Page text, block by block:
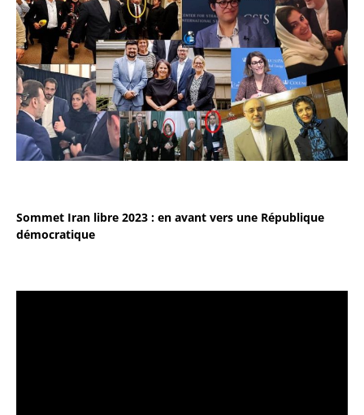
Sommet Iran libre 2023 : en avant vers une République
démocratique